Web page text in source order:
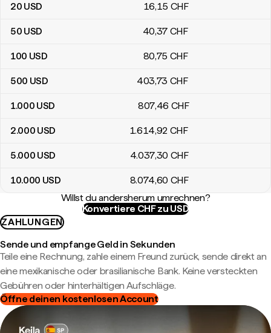
20 USD 16,15 CHF
50 USD 40,37 CHF
100 USD 80,75 CHF
500 USD 403,73 CHF
1.000 USD 807,46 CHF
2.000 USD 1.614,92 CHF
5.000 USD 4.037,30 CHF
10.000 USD 8.074,60 CHF
Willst du andersherum umrechnen?
Konvertiere CHF zu USD
ZAHLUNGEN
Sende und empfange Geld in Sekunden
Teile eine Rechnung, zahle einem Freund zurück, sende direkt an
eine mexikanische oder brasilianische Bank. Keine versteckten
Gebühren oder hinterhältigen Aufschläge.
Öffne deinen kostenlosen Account